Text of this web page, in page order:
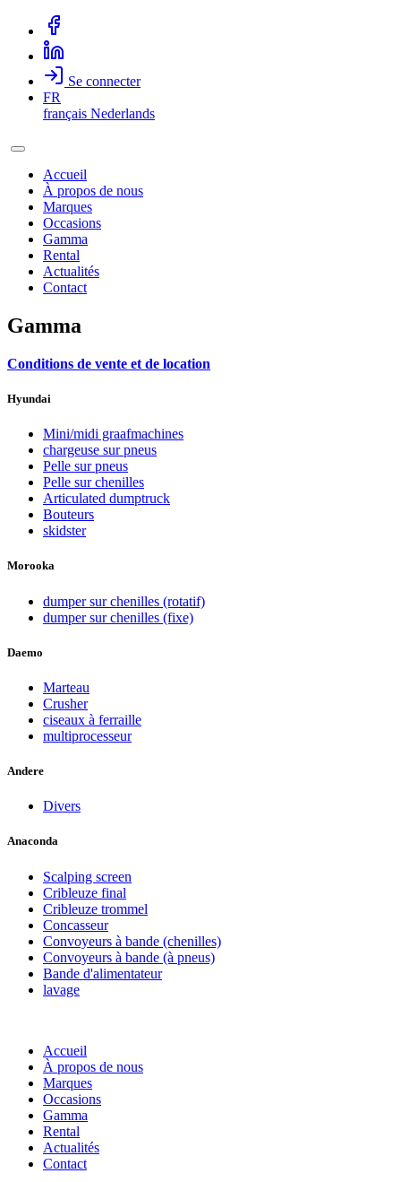
Se connecter
FR
français Nederlands
Accueil
À propos de nous
Marques
Occasions
Gamma
Rental
Actualités
Contact
Gamma
Conditions de vente et de location
Hyundai
Mini/midi graafmachines
chargeuse sur pneus
Pelle sur pneus
Pelle sur chenilles
Articulated dumptruck
Bouteurs
skidster
Morooka
dumper sur chenilles (rotatif)
dumper sur chenilles (fixe)
Daemo
Marteau
Crusher
ciseaux à ferraille
multiprocesseur
Andere
Divers
Anaconda
Scalping screen
Cribleuze final
Cribleuze trommel
Concasseur
Convoyeurs à bande (chenilles)
Convoyeurs à bande (à pneus)
Bande d'alimentateur
lavage
Accueil
À propos de nous
Marques
Occasions
Gamma
Rental
Actualités
Contact